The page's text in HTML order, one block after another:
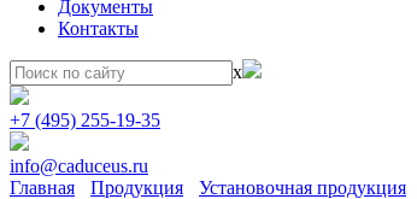
Документы
Контакты
x
+7 (495) 255-19-35
info@caduceus.ru
Главная
Продукция Установочная продукция